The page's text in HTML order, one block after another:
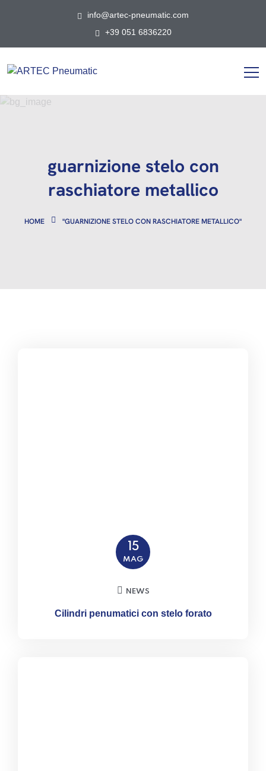
info@artec-pneumatic.com
+39 051 6836220
guarnizione stelo con
raschiatore metallico
HOME "GUARNIZIONE STELO CON RASCHIATORE METALLICO"
15
MAG
NEWS
Cilindri penumatici con stelo forato